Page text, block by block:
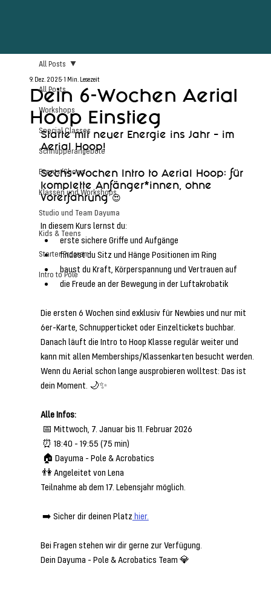
All Posts
Workshops
Special Classes
Schnupperangebote
Events/Shows
Klassen und Workshops
Studio und Team Dayuma
Kids & Teens
Starter Program
Intro to Pole
All Posts
Dein 6-Wochen Aerial
Hoop Einstieg
9. Dez. 2025 1 Min. Lesezeit
Starte mit neuer Energie ins Jahr – im
Aerial Hoop!
Sechs-Wochen Intro to Aerial Hoop: für
komplette Anfänger*innen, ohne
Vorerfahrung 😍
In diesem Kurs lernst du:
erste sichere Griffe und Aufgänge
findest du Sitz und Hänge Positionen im Ring
baust du Kraft, Körperspannung und Vertrauen auf
die Freude an der Bewegung in der Luftakrobatik
Die ersten 6 Wochen sind exklusiv für Newbies und nur mit
6er-Karte, Schnupperticket oder Einzeltickets buchbar.
Danach läuft die Intro to Hoop Klasse regulär weiter und
kann mit allen Memberships/Klassenkarten besucht werden.
Wenn du Aerial schon lange ausprobieren wolltest: Das ist
dein Moment. 🌙✨
Alle Infos:
📅 Mittwoch, 7. Januar bis 11. Februar 2026
⏰ 18:40 - 19:55 (75 min)
🏠 Dayuma - Pole & Acrobatics
👫 Angeleitet von Lena
Teilnahme ab dem 17. Lebensjahr möglich.
➡️ Sicher dir deinen Platz hier.
Bei Fragen stehen wir dir gerne zur Verfügung.
Dein Dayuma - Pole & Acrobatics Team 💎